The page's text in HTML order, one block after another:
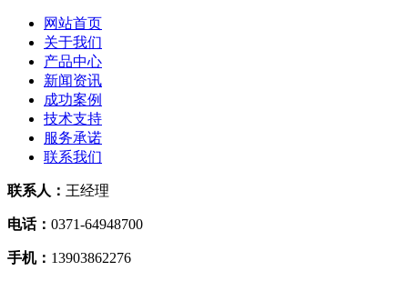
网站首页
关于我们
产品中心
新闻资讯
成功案例
技术支持
服务承诺
联系我们
联系人： 王经理
电话： 0371-64948700
手机： 13903862276